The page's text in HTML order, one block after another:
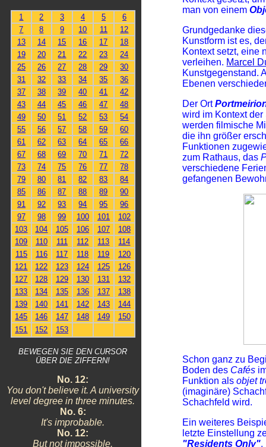
1 2 3 4 5
6
7
8 9 10 11
12
13
14 15 16 17
18
19
20 21 22 23
24
25
26 27 28 29
30
31
32 33 34 35
36
37
38 39 40 41
42
43
44 45 46 47
48
49
50 51 52 53
54
55
56 57 58 59
60
61
62 63 64 65
66
67
68 69 70 71
72
73
74 75 76 77
78
79
80 81 82 83
84
85
86 87 88 89
90
91
92 93 94 95
96
97
98 99 100 101
102
103
104 105 106 107
108
109
110 111 112 113
114
115
116 117 118 119
120
121
122 123 124 125
126
127
128 129 130 131
132
133
134 135 136 137
138
139
140 141 142 143
144
145
146 147 148 149
150
151
152 153
BEWEGEN SIE DEN CURSOR
ÜBER DIE ZIFFERN!
No. 12:
You don't believe it. A university
level degree in three minutes.
No. 6:
It's improbable.
No. 12:
But not impossible.
man von einem
Grundgedanke
Kunstform ist es,
Kontext setzt, eine
verleihen. Marcel
Kunstgegenstand.
Ebenen
Der Ort
wird im Kontext
werden filmische
die ihn größer
Funktionen
zum Rathaus, das
verschiedene
gefangenen
Schon ganz zu
Boden des Cafés
Funktion alsobjet
(imaginäre)
Schachfeld wird.
Ein weiteres
letzte Einstellung
"Residents Only".